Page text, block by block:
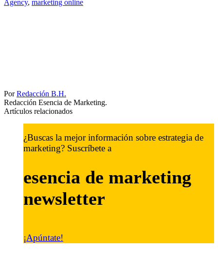
Agency, marketing online
PorRedacción B.H.
Redacción Esencia de Marketing.
Artículos relacionados
¿Buscas la mejor información sobre estrategia de
marketing? Suscríbete a
esencia de marketing
newsletter
¡Apúntate!